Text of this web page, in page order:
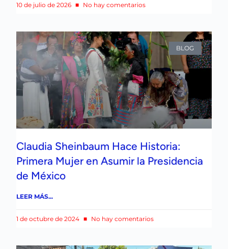
10 de julio de 2026 No hay comentarios
BLOG
Claudia Sheinbaum Hace Historia:
Primera Mujer en Asumir la Presidencia
de México
LEER MÁS...
1 de octubre de 2024 No hay comentarios